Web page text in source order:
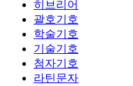
히브리어
괄호기호
학술기호
기술기호
첨자기호
라틴문자